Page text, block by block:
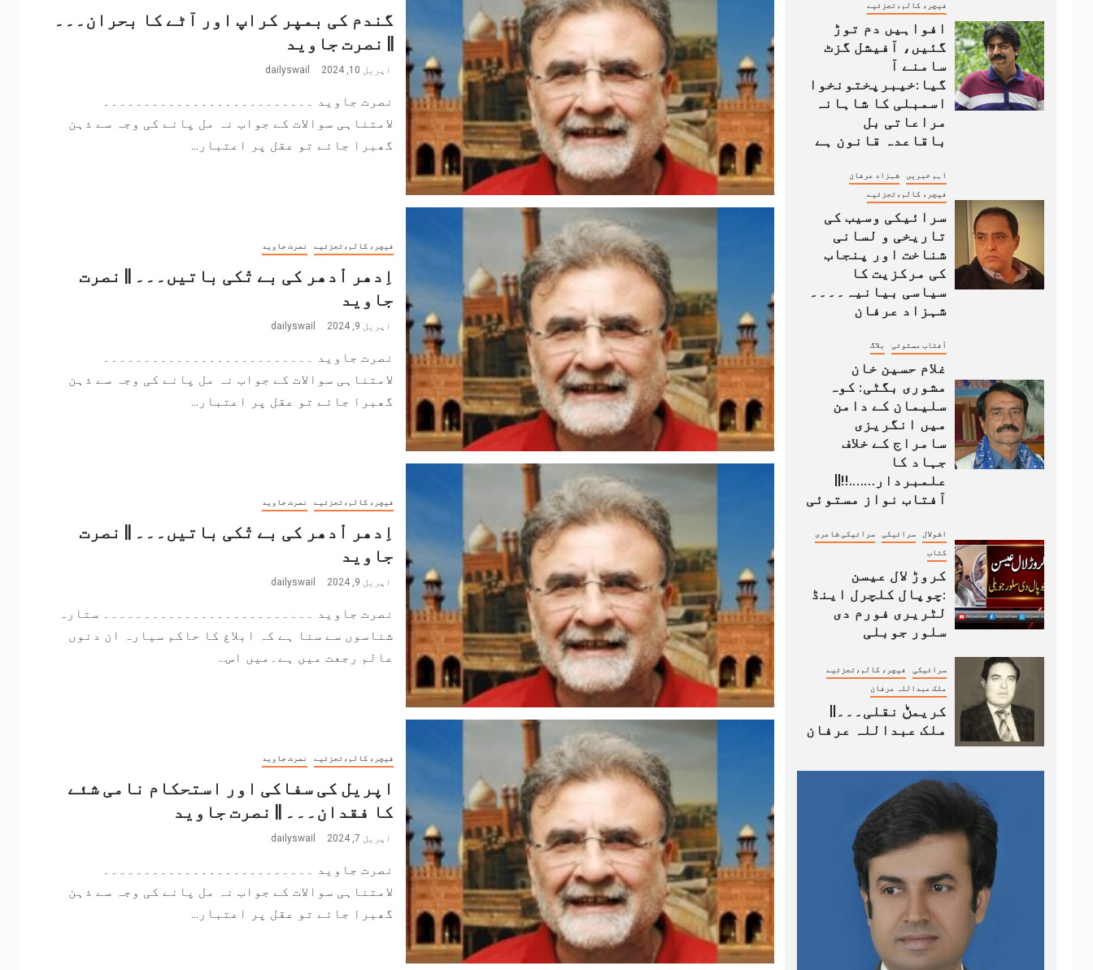
گندم کی بمپر کراپ اور آٹے کا بحران۔۔۔
|| نصرت جاوید
اپریل 10, 2024 dailyswail
نصرت جاوید ۔۔۔۔۔۔۔۔۔۔۔۔۔۔۔۔۔۔۔۔۔۔۔۔۔۔
لامتناہی سوالات کے جواب نہ مل پانے کی وجہ سے ذہن
گھبرا جائے تو عقل پر اعتبار...
فیچر، کالم،تجزئیے نصرت جاوید
اِدھر اْدھر کی بے تْکی باتیں۔۔۔ || نصرت
جاوید
اپریل 9, 2024 dailyswail
نصرت جاوید ۔۔۔۔۔۔۔۔۔۔۔۔۔۔۔۔۔۔۔۔۔۔۔۔۔۔
لامتناہی سوالات کے جواب نہ مل پانے کی وجہ سے ذہن
گھبرا جائے تو عقل پر اعتبار...
فیچر، کالم،تجزئیے نصرت جاوید
اِدھر اْدھر کی بے تْکی باتیں۔۔۔ || نصرت
جاوید
اپریل 9, 2024 dailyswail
نصرت جاوید ۔۔۔۔۔۔۔۔۔۔۔۔۔۔۔۔۔۔۔۔۔۔۔۔۔۔ ستارہ
شناسوں سے سنا ہے کہ ابلاغ کا حاکم سیارہ ان دنوں
عالم رجعت میں ہے۔میں اس...
فیچر، کالم،تجزئیے نصرت جاوید
اپریل کی سفاکی اور استحکام نامی شئے
کا فقدان۔۔۔ || نصرت جاوید
اپریل 7, 2024 dailyswail
نصرت جاوید ۔۔۔۔۔۔۔۔۔۔۔۔۔۔۔۔۔۔۔۔۔۔۔۔۔۔
لامتناہی سوالات کے جواب نہ مل پانے کی وجہ سے ذہن
گھبرا جائے تو عقل پر اعتبار...
فیچر، کالم،تجزئیے
افواہیں دم توڑ
گئیں، آفیشل گزٹ
سامنے آ
گیا:خیبرپختونخوا
اسمبلی کا شاہانہ
مراعاتی بل
باقاعدہ قانون ہے
اہم خبریں شہزاد عرفان
فیچر، کالم،تجزئیے
سرائیکی وسیب کی
تاریخی و لسانی
شناخت اور پنجاب
کی مرکزیت کا
سیاسی بیانیہ۔۔۔۔
شہزاد عرفان
آفتاب مستوئی بلاگ
غلام حسین خان
مشوری بگٹی: کوہ
سلیمان کے دامن
میں انگریزی
سامراج کے خلاف
جہاد کا
علمبردار…….!!||
آفتاب نواز مستوئی
اشولال سرائیکی سرائیکی شاعری
کتاب
کروڑ لال عیسن
:چوپال کلچرل اینڈ
لٹریری فورم دی
سلور جوبلی
سرائیکی فیچر، کالم،تجزئیے
ملک عبداللہ عرفان
کریمݨ نقلی۔۔۔||
ملک عبداللہ عرفان